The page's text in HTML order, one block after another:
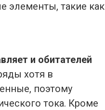
элементы, такие как
и обитателей
хотя в
поэтому
тока. Кроме